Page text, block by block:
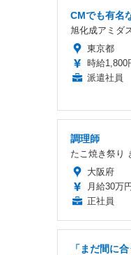
CMでも有名
旭化成アミダ
東京都
時給1,800
派遣社員
調理師
たこ焼き祭り
大阪府
月給30万
正社員
「まだ間に